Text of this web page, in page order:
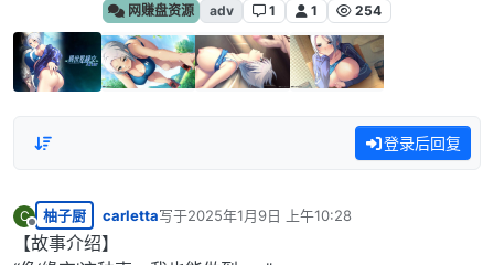
网赚盘资源 adv 1 1 254
登录后回复
C
离线
柚子厨 carletta写于2025年1月9日 上午10:28
最后由 编辑
【故事介绍】